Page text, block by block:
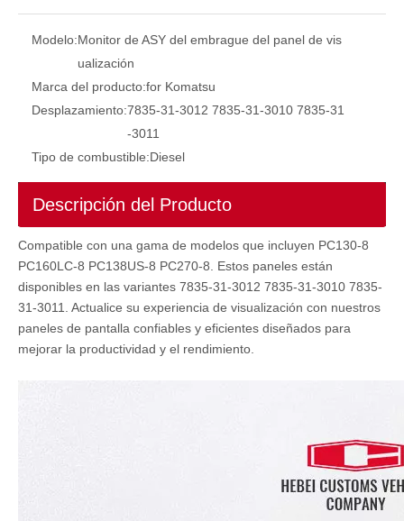
Modelo:Monitor de ASY del embrague del panel de vis
ualización
Marca del producto:for Komatsu
Desplazamiento:7835-31-3012 7835-31-3010 7835-31
-3011
Tipo de combustible:Diesel
Descripción del Producto
Compatible con una gama de modelos que incluyen PC130-8
PC160LC-8 PC138US-8 PC270-8. Estos paneles están
disponibles en las variantes 7835-31-3012 7835-31-3010 7835-
31-3011. Actualice su experiencia de visualización con nuestros
paneles de pantalla confiables y eficientes diseñados para
mejorar la productividad y el rendimiento.